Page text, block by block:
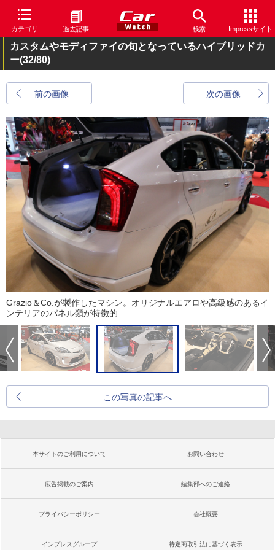
カテゴリ 過去記事 検索 Impressサイト
カスタムやモディファイの旬となっているハイブリッドカ
ー(32/80)
前の画像 次の画像
Grazio＆Co.が製作したマシン。オリジナルエアロや高級感のあるイ
ンテリアのパネル類が特徴的
この写真の記事へ
本サイトのご利用について お問い合わせ
広告掲載のご案内 編集部へのご連絡
プライバシーポリシー 会社概要
インプレスグループ 特定商取引法に基づく表示